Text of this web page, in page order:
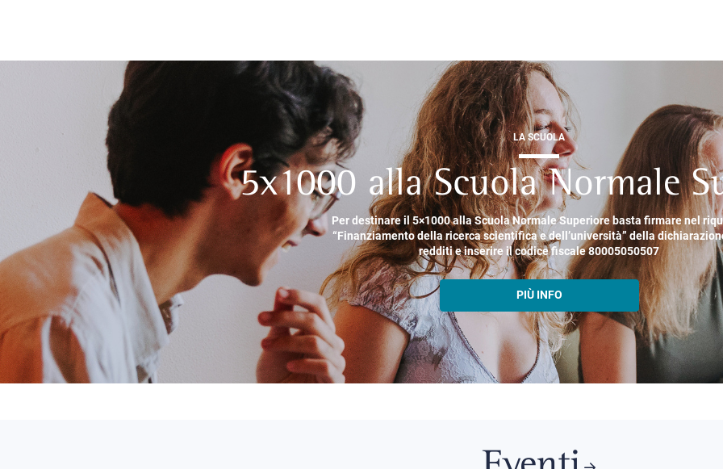
LA SCUOLA
5x1000 alla Scuola Normale
Per destinare il 5×1000 alla Scuola Normale Superiore basta firmare nel
“Finanziamento della ricerca scientifica e dell’università” della
redditi e inserire il codice fiscale 80005050507
PIÙ INFO